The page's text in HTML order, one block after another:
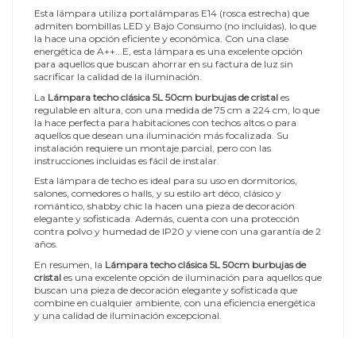
Esta lámpara utiliza portalámparas E14 (rosca estrecha) que
admiten bombillas LED y Bajo Consumo (no incluidas), lo que
la hace una opción eficiente y económica. Con una clase
energética de A++...E, esta lámpara es una excelente opción
para aquellos que buscan ahorrar en su factura de luz sin
sacrificar la calidad de la iluminación.
La Lámpara techo clásica 5L 50cm burbujas de cristal es
regulable en altura, con una medida de 75 cm a 224 cm, lo que
la hace perfecta para habitaciones con techos altos o para
aquellos que desean una iluminación más focalizada. Su
instalación requiere un montaje parcial, pero con las
instrucciones incluidas es fácil de instalar.
Esta lámpara de techo es ideal para su uso en dormitorios,
salones, comedores o halls, y su estilo art déco, clásico y
romántico, shabby chic la hacen una pieza de decoración
elegante y sofisticada. Además, cuenta con una protección
contra polvo y humedad de IP20 y viene con una garantía de 2
años.
En resumen, la Lámpara techo clásica 5L 50cm burbujas de
cristal es una excelente opción de iluminación para aquellos que
buscan una pieza de decoración elegante y sofisticada que
combine en cualquier ambiente, con una eficiencia energética
y una calidad de iluminación excepcional.